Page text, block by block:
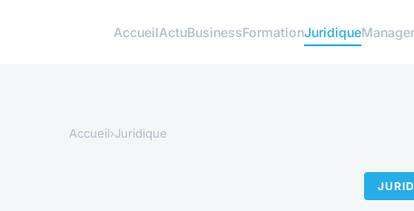
AccueilActuBusinessFormationJuridique
Accueil›Juridique